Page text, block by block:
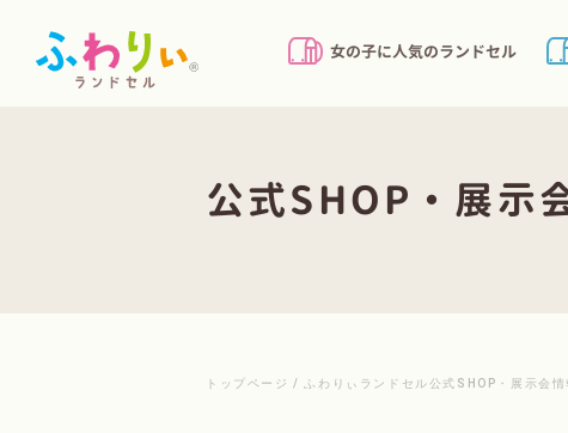
女の子に人気のランドセル
公式SHOP・展示
トップページ / ふわりぃランドセル公式SHOP・展示会情